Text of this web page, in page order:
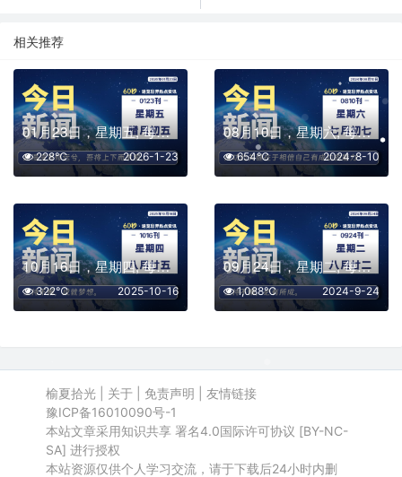
相关推荐
01月23日，星期五, 每天60秒读懂全世界！
2026-1-23
228℃
08月10日，星期六, 每天60秒读懂全世界！
2024-8-10
654℃
10月16日，星期四, 每天60秒读懂全世界！
2025-10-16
322℃
09月24日，星期二, 每天60秒读懂全世界！
2024-9-24
1,088℃
榆夏拾光| 关于| 免责声明
友情链接
豫ICP备16010090号-1
本站文章采用知识共享 署名4.0国际许可协议 [BY-NC-
SA] 进行授权
本站资源仅供个人学习交流，请于下载后24小时内删